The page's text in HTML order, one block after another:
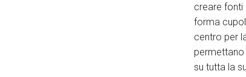
creare fonti
forma
centro per
permettano
su tutta la